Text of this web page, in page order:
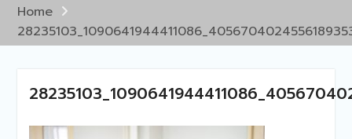
การประชุมสามัญ สภา
ที่ 2/2567
Home